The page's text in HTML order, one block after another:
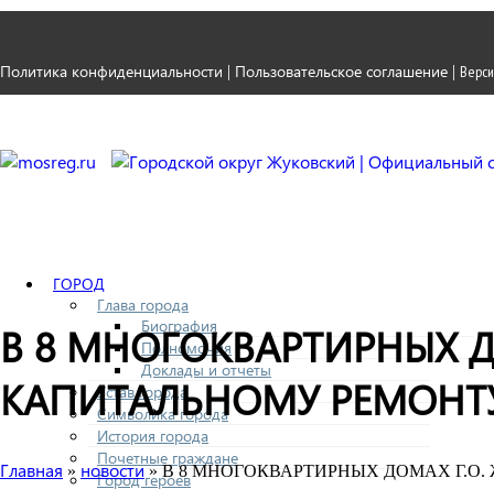
Политика конфиденциальности | Пользовательское соглашение |
ГОРОД
Глава города
Биография
Полномочия
Доклады и отчеты
Устав города
Символика города
История города
Почетные граждане
Город героев
В 8 МНОГОКВАРТИРНЫХ
КАПИТАЛЬНОМУ
Главная » новости» В 8 МНОГОКВАРТИРНЫХ ДОМАХ